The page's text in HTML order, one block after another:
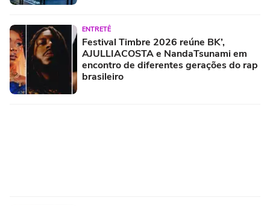
ENTRETÊ
Festival Timbre 2026 reúne BK’,
AJULLIACOSTA e NandaTsunami em
encontro de diferentes gerações do rap
brasileiro